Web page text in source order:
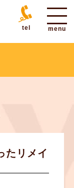
tel
たリメイ